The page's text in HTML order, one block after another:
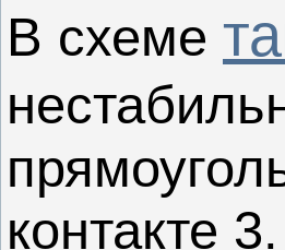
В схеме
контакте